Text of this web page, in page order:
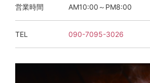
営業時間 AM10:00～PM8:00
TEL 090-7095-3026